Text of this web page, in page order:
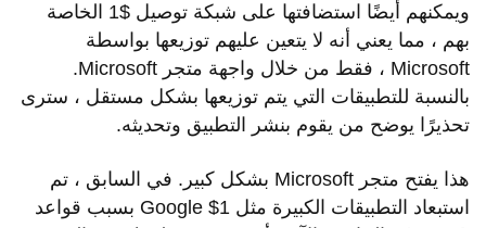
ويمكنهم أيضًا استضافتها على شبكة توصيل $1 الخاصة
بهم ، مما يعني أنه لا يتعين عليهم توزيعها بواسطة
Microsoft ، فقط من خلال واجهة متجر Microsoft.
بالنسبة للتطبيقات التي يتم توزيعها بشكل مستقل ، سترى
تحذيرًا يوضح من يقوم بنشر التطبيق وتحديثه.
هذا يفتح متجر Microsoft بشكل كبير. في السابق ، تم
استبعاد التطبيقات الكبيرة مثل Google $1 بسبب قواعد